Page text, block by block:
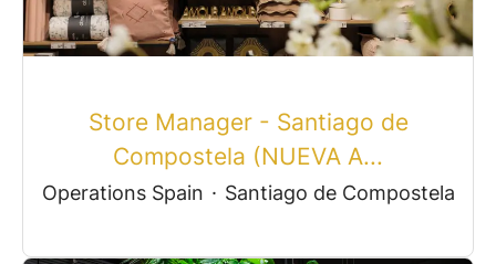
Store Manager - Santiago de
Compostela (NUEVA A...
Operations Spain · Santiago de Compostela